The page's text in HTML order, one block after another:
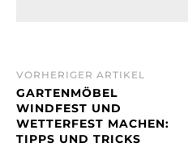
VORHERIGER ARTIKEL
GARTENMÖBEL
WINDFEST UND
WETTERFEST MACHEN:
TIPPS UND TRICKS